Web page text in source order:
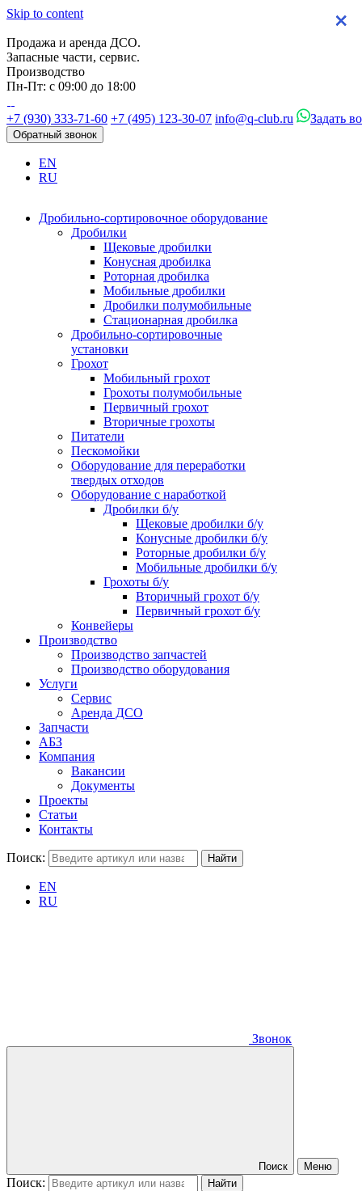
Skip to content
Продажа и аренда ДСО.
Запасные части, сервис.
Производство
Пн-Пт: с 09:00 до 18:00
+7 (930) 333-71-60 +7 (495) 123-30-07 info@q-club.ru Задать
Обратный звонок
EN
RU
Дробильно-сортировочное оборудование
Дробилки
Щековые дробилки
Конусная дробилка
Роторная дробилка
Мобильные дробилки
Дробилки полумобильные
Стационарная дробилка
Дробильно-сортировочные
установки
Грохот
Мобильный грохот
Грохоты полумобильные
Первичный грохот
Вторичные грохоты
Питатели
Пескомойки
Оборудование для переработки
твердых отходов
Оборудование с наработкой
Дробилки б/у
Щековые дробилки б/у
Конусные дробилки б/у
Роторные дробилки б/у
Мобильные дробилки б/у
Грохоты б/у
Вторичный грохот б/у
Первичный грохот б/у
Конвейеры
Производство
Производство запчастей
Производство оборудования
Услуги
Сервис
Аренда ДСО
Запчасти
АБЗ
Компания
Вакансии
Документы
Проекты
Статьи
Контакты
Поиск:
EN
RU
Звонок
Поиск Меню
Поиск:
×
×
×
×